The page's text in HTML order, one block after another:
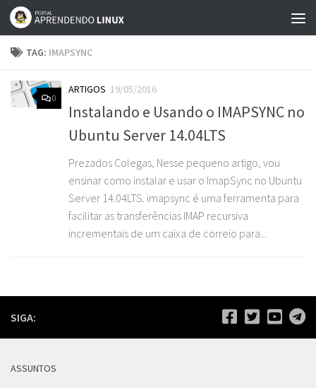
Skip to content
TAG: IMAPSYNC
0
ARTIGOS 19/05/2016
Instalando e Usando o IMAPSYNC no
Ubuntu Server 14.04LTS
Prezados Colegas, Nesse pequeno artigo, vou
ensinar como instalar e usar o ImapSync no Ubuntu
Server 14.04LTS. imapsync é uma ferramenta para
facilitar as transferências IMAP recursiva
incrementais de um caixa de correio para...
SIGA:
ASSUNTOS